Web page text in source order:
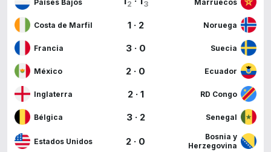
Países Bajos 2 3 Marruecos
Costa de Marfil 1 · 2 Noruega
Francia 3 · 0 Suecia
México 2 · 0 Ecuador
Inglaterra 2 · 1 RD Congo
Bélgica 3 · 2 Senegal
Estados Unidos 2 · 0
Bosnia y
Herzegovina